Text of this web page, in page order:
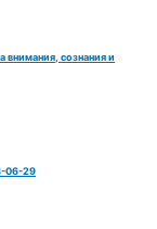
внимания, сознания и
06-29